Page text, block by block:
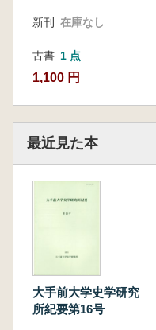
新刊 在庫なし
古書 1 点
1,100 円
最近見た本
大手前大学史学研究
所紀要第16号